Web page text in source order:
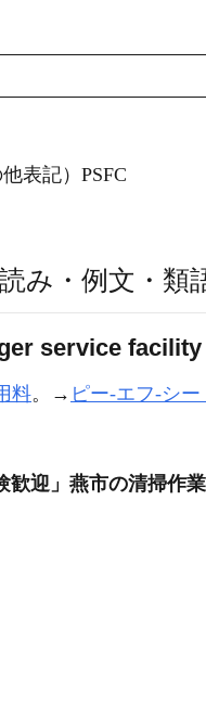
他表記）PSFC
み・例文・類
service facility
料。→ ピー‐エフ‐シー
迎」燕市の清掃作